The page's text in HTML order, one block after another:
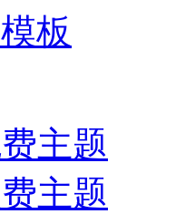
板
主题
主题